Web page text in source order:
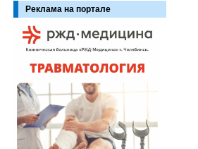
Реклама на портале